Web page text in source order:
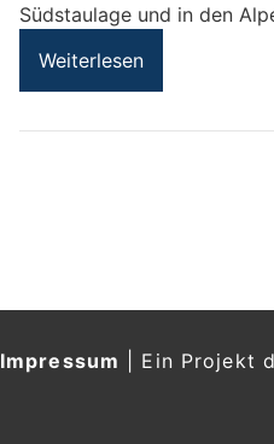
Südstaulage und in den
Weiterlesen
Impressum Ein Projekt